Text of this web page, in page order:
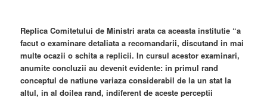
Replica Comitetului de Ministri arata ca aceasta institutie “a
facut o examinare detaliata a recomandarii, discutand in mai
multe ocazii o schita a replicii. In cursul acestor examinari,
anumite concluzii au devenit evidente: in primul rand
conceptul de natiune variaza considerabil de la un stat la
altul, in al doilea rand, indiferent de aceste perceptii